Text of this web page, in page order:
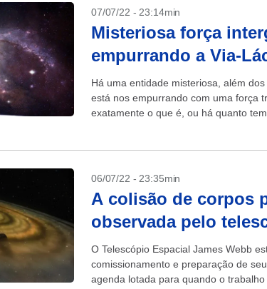
07/07/22 - 23:14min
Misteriosa força
empurrando a Via-
Há uma entidade misteriosa, além
está nos empurrando com uma força
exatamente o que é, ou há quanto
06/07/22 - 23:35min
A colisão de corpos
observada pelo
O Telescópio Espacial James Webb
comissionamento e preparação de
agenda lotada para quando o